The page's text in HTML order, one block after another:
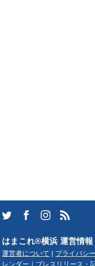
はまこれ®横浜 運営情報
運営者について プライバシ
レンダー
プレスリリース・